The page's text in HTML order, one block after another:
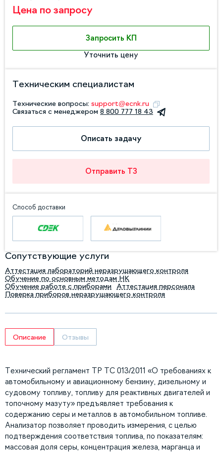
Цена по запросу
Запросить КП
Уточнить цену
Техническим специалистам
Технические вопросы: support@ecnk.ru
Связаться с менеджером 8 800 777 18 43
Описать задачу
Отправить ТЗ
Способ доставки
Сопутствующие услуги
Аттестация лабораторий неразрушающего контроля
Обучение по основным методам НК
Обучение работе с приборами
Аттестация персонала
Поверка приборов неразрушающего контроля
Описание Отзывы
Технический регламент ТР ТС 013/2011 «О требованиях к
автомобильному и авиационному бензину, дизельному и
судовому топливу, топливу для реактивных двигателей и
топочному мазуту» предъявляет требования к
содержанию серы и металлов в автомобильном топливе.
Анализатор позволяет проводить измерения, с целью
подтверждения соответствия топлива, по показателям:
массовая доля серы, концентрация железа, марганца и